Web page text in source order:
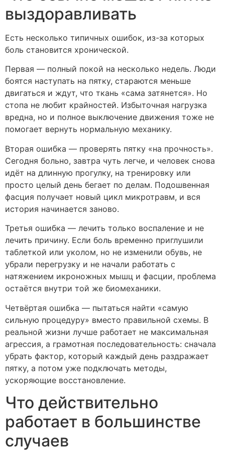
выздоравливать
Есть несколько типичных ошибок, из-за которых
боль становится хронической.
Первая — полный покой на несколько недель. Люди
боятся наступать на пятку, стараются меньше
двигаться и ждут, что ткань «сама затянется». Но
стопа не любит крайностей. Избыточная нагрузка
вредна, но и полное выключение движения тоже не
помогает вернуть нормальную механику.
Вторая ошибка — проверять пятку «на прочность».
Сегодня больно, завтра чуть легче, и человек снова
идёт на длинную прогулку, на тренировку или
просто целый день бегает по делам. Подошвенная
фасция получает новый цикл микротравм, и вся
история начинается заново.
Третья ошибка — лечить только воспаление и не
лечить причину. Если боль временно приглушили
таблеткой или уколом, но не изменили обувь, не
убрали перегрузку и не начали работать с
натяжением икроножных мышц и фасции, проблема
остаётся внутри той же биомеханики.
Четвёртая ошибка — пытаться найти «самую
сильную процедуру» вместо правильной схемы. В
реальной жизни лучше работает не максимальная
агрессия, а грамотная последовательность: сначала
убрать фактор, который каждый день раздражает
пятку, а потом уже подключать методы,
ускоряющие восстановление.
Что действительно
работает в большинстве
случаев